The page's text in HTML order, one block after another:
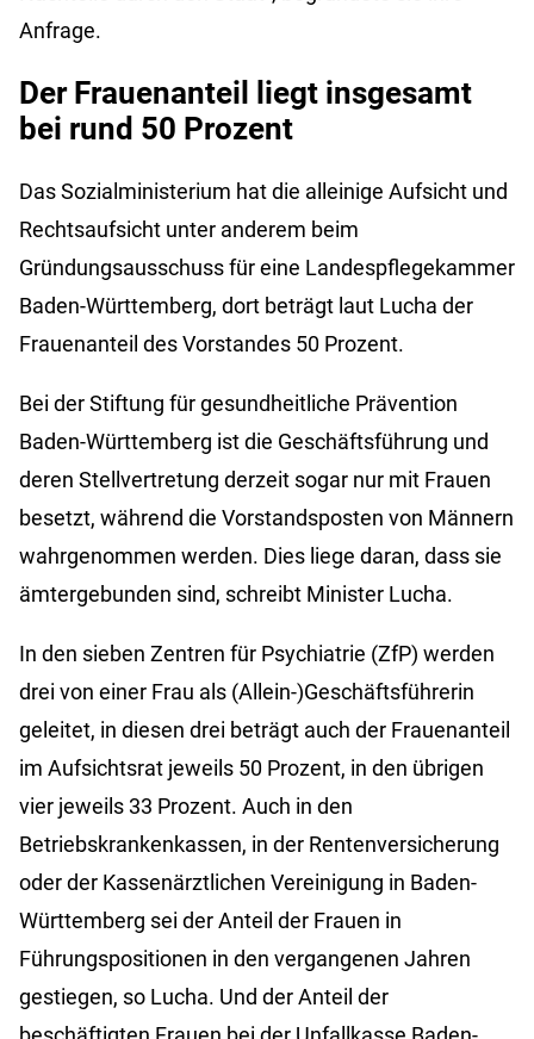
Anfrage.
Der Frauenanteil liegt insgesamt
bei rund 50 Prozent
Das Sozialministerium hat die alleinige Aufsicht und
Rechtsaufsicht unter anderem beim
Gründungsausschuss für eine Landespflegekammer
Baden-Württemberg, dort beträgt laut Lucha der
Frauenanteil des Vorstandes 50 Prozent.
Bei der Stiftung für gesundheitliche Prävention
Baden-Württemberg ist die Geschäftsführung und
deren Stellvertretung derzeit sogar nur mit Frauen
besetzt, während die Vorstandsposten von Männern
wahrgenommen werden. Dies liege daran, dass sie
ämtergebunden sind, schreibt Minister Lucha.
In den sieben Zentren für Psychiatrie (ZfP) werden
drei von einer Frau als (Allein-)Geschäftsführerin
geleitet, in diesen drei beträgt auch der Frauenanteil
im Aufsichtsrat jeweils 50 Prozent, in den übrigen
vier jeweils 33 Prozent. Auch in den
Betriebskrankenkassen, in der Rentenversicherung
oder der Kassenärztlichen Vereinigung in Baden-
Württemberg sei der Anteil der Frauen in
Führungspositionen in den vergangenen Jahren
gestiegen, so Lucha. Und der Anteil der